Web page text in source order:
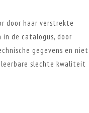
door haar verstrekte
de catalogus, door
gegevens en niet
slechte kwaliteit